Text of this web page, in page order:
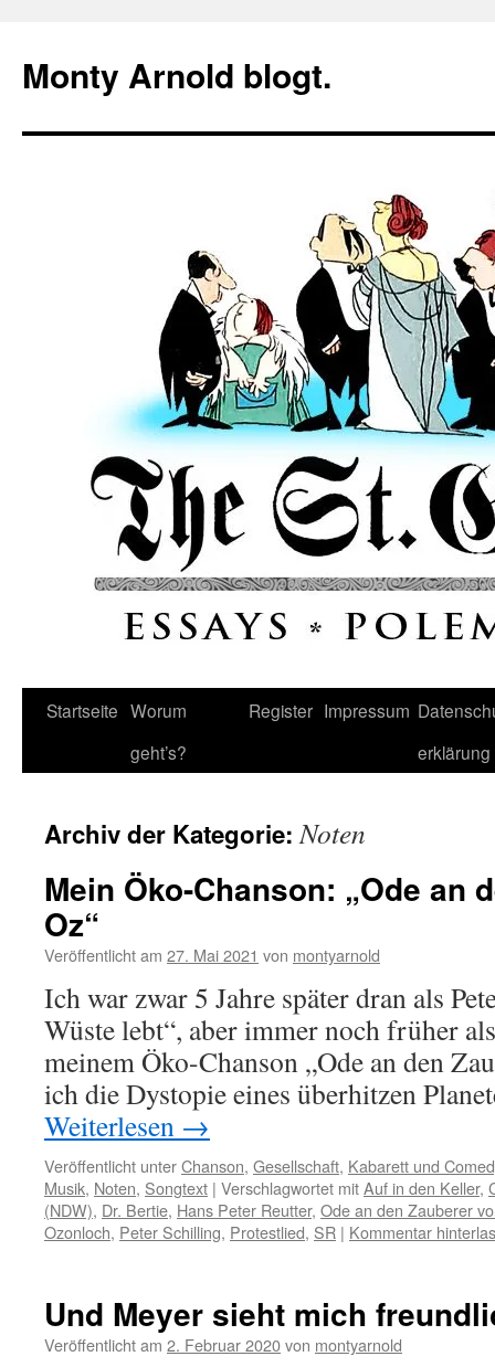
springen
Monty Arnold blogt.
Startseite Worum
geht’s?
Register Impressum
erklärung
Archiv der Kategorie:Noten
Mein Öko-Chanson: „Ode an
Oz“
Veröffentlicht am 27. Mai 2021 von montyarnold
Ich war zwar 5 Jahre später dran als
Wüste lebt“, aber immer noch früher
meinem Öko-Chanson „Ode an den
ich die Dystopie eines überhitzen
Weiterlesen →
Veröffentlicht unterChanson, Gesellschaft, Kabarett und
Musik, Noten, Songtext | Verschlagwortet mitAuf in den Keller,
(NDW), Dr. Bertie, Hans Peter Reutter, Ode an den Zauberer
Ozonloch, Peter Schilling, Protestlied, SR | Kommentar
Und Meyer sieht mich
Veröffentlicht am 2. Februar 2020von montyarnold